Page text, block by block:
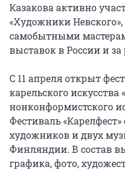
Казакова активно
«Художники
самобытными
выставок в России и
С 11 апреля открыт
карельского искусства
нонконформистского
Фестиваль
художников и двух
Финляндии. В состав
графика, фото,